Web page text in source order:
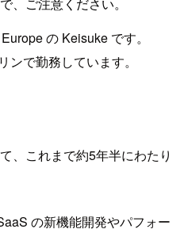
の Keisuke です。
で勤務しています。
、これまで約5年半にわたり
の新機能開発やパフォー